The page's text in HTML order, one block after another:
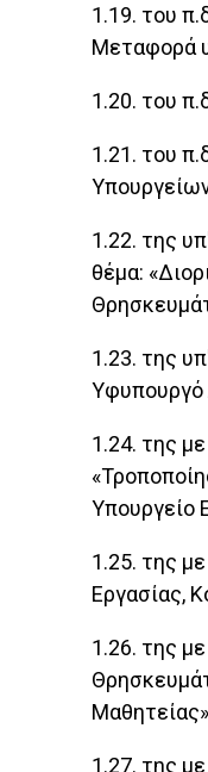
1.19. του
Μεταφορά
1.20. του
1.21. του
1.22. της
θέμα:
1.23. της
Υφυπουργό
1.24. της
Υπουργείο
1.25. της
Εργασίας,
1.26. της
1.27. της